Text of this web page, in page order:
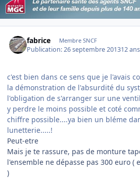
fabrice Membre SNCF
Publication:26 septembre 201312 ans
c'est bien dans ce sens que je l'avais
la démonstration de l'absurdité du
l'obligation de s'arranger sur une
y perdre le moins possible et coté
chiffre possible....ya bien un bléme
lunetterie.....!
Peut-etre
Mais je te rassure, pas de monture
l'ensemble ne dépasse pas 300 euro (
)